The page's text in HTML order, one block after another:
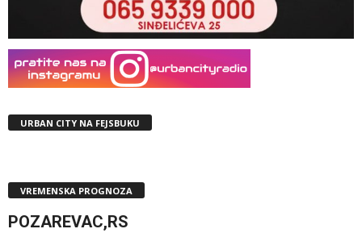
URBAN CITY NA FEJSBUKU
VREMENSKA PROGNOZA
POZAREVAC,RS